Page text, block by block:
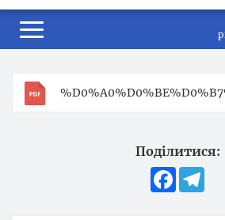
Поділитися:
Facebook